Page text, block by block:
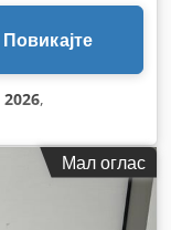
Повикајте
2026,
Мал оглас